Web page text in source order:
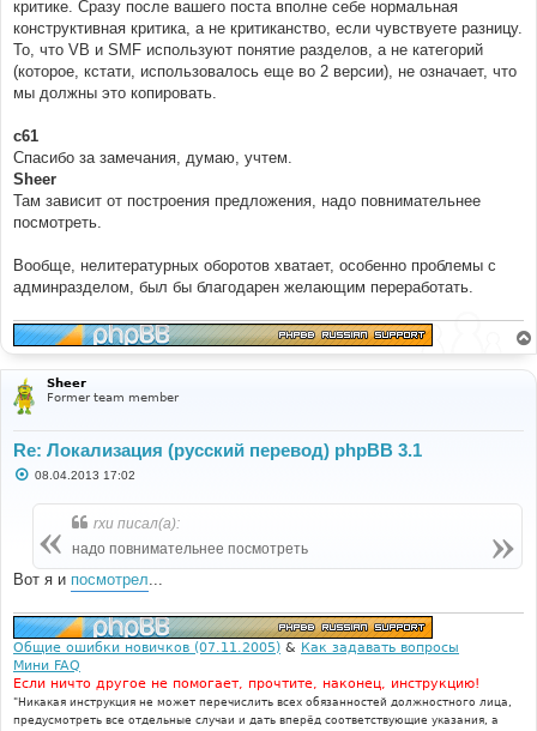
и
е
критике. Сразу после вашего поста вполне себе нормальная
конструктивная критика, а не критиканство, если чувствуете разницу.
То, что VB и SMF используют понятие разделов, а не категорий
(которое, кстати, использовалось еще во 2 версии), не означает, что
мы должны это копировать.
c61
Спасибо за замечания, думаю, учтем.
Sheer
Там зависит от построения предложения, надо повнимательнее
посмотреть.
Вообще, нелитературных оборотов хватает, особенно проблемы с
админразделом, был бы благодарен желающим переработать.
Sheer
Former team member
Re: Локализация (русский перевод) phpBB 3.1
С
е
08.04.2013 17:02
rxu писал(а):
надо повнимательнее посмотреть
Вот я и посмотрел
Общие ошибки новичков (07.11.2005) & Как задавать вопросы
Мини FAQ
Если ничто другое не помогает, прочтите, наконец, инструкцию!
"Никакая инструкция не может перечислить всех обязанностей должностного лица,
предусмотреть все отдельные случаи и дать вперёд соответствующие указания, а